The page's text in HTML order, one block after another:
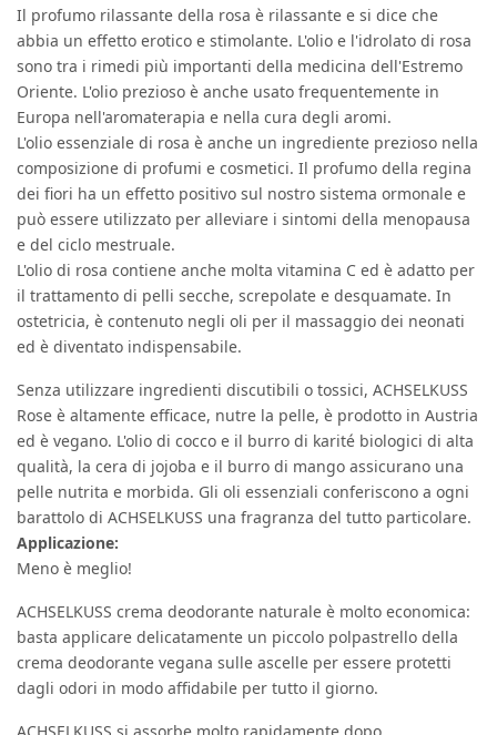
Il profumo rilassante della rosa è rilassante e si dice che
abbia un effetto erotico e stimolante. L'olio e l'idrolato di rosa
sono tra i rimedi più importanti della medicina dell'Estremo
Oriente. L'olio prezioso è anche usato frequentemente in
Europa nell'aromaterapia e nella cura degli aromi.
L'olio essenziale di rosa è anche un ingrediente prezioso nella
composizione di profumi e cosmetici. Il profumo della regina
dei fiori ha un effetto positivo sul nostro sistema ormonale e
può essere utilizzato per alleviare i sintomi della menopausa
e del ciclo mestruale.
L'olio di rosa contiene anche molta vitamina C ed è adatto per
il trattamento di pelli secche, screpolate e desquamate. In
ostetricia, è contenuto negli oli per il massaggio dei neonati
ed è diventato indispensabile.
Senza utilizzare ingredienti discutibili o tossici, ACHSELKUSS
Rose è altamente efficace, nutre la pelle, è prodotto in Austria
ed è vegano. L'olio di cocco e il burro di karité biologici di alta
qualità, la cera di jojoba e il burro di mango assicurano una
pelle nutrita e morbida. Gli oli essenziali conferiscono a ogni
barattolo di ACHSELKUSS una fragranza del tutto particolare.
Applicazione:
Meno è meglio!
ACHSELKUSS crema deodorante naturale è molto economica:
basta applicare delicatamente un piccolo polpastrello della
crema deodorante vegana sulle ascelle per essere protetti
dagli odori in modo affidabile per tutto il giorno.
ACHSELKUSS si assorbe molto rapidamente dopo